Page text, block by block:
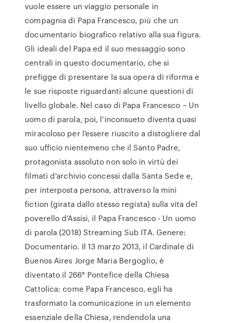
vuole essere un viaggio personale in
compagnia di Papa Francesco, più che un
documentario biografico relativo alla sua figura.
Gli ideali del Papa ed il suo messaggio sono
centrali in questo documentario, che si
prefigge di presentare la sua opera di riforma e
le sue risposte riguardanti alcune questioni di
livello globale. Nel caso di Papa Francesco – Un
uomo di parola, poi, l’inconsueto diventa quasi
miracoloso per l’essere riuscito a distogliere dal
suo ufficio nientemeno che il Santo Padre,
protagonista assoluto non solo in virtù dei
filmati d’archivio concessi dalla Santa Sede e,
per interposta persona, attraverso la mini
fiction (girata dallo stesso regista) sulla vita del
poverello d’Assisi, il Papa Francesco - Un uomo
di parola (2018) Streaming Sub ITA. Genere:
Documentario. Il 13 marzo 2013, il Cardinale di
Buenos Aires Jorge Maria Bergoglio, è
diventato il 266° Pontefice della Chiesa
Cattolica: come Papa Francesco, egli ha
trasformato la comunicazione in un elemento
essenziale della Chiesa, rendendola una